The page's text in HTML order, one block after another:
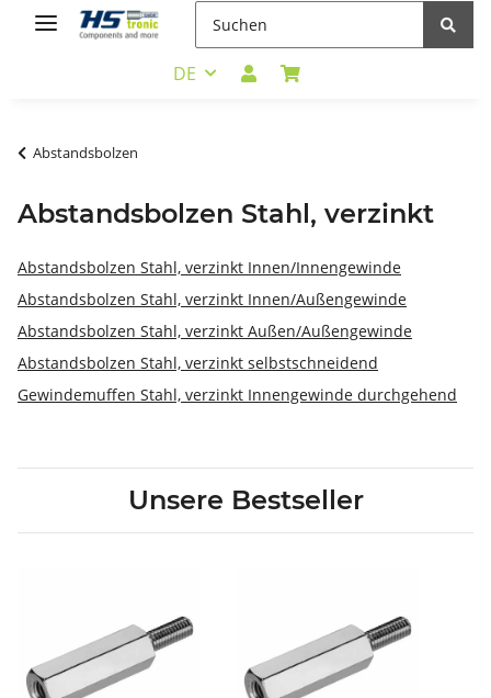
DE
Abstandsbolzen
Abstandsbolzen Stahl, verzinkt
Abstandsbolzen Stahl, verzinkt Innen/Innengewinde
Abstandsbolzen Stahl, verzinkt Innen/Außengewinde
Abstandsbolzen Stahl, verzinkt Außen/Außengewinde
Abstandsbolzen Stahl, verzinkt selbstschneidend
Gewindemuffen Stahl, verzinkt Innengewinde durchgehend
Unsere Bestseller